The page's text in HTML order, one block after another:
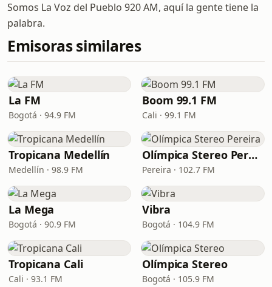
Somos La Voz del Pueblo 920 AM, aquí la gente tiene la
palabra.
Emisoras similares
La FM
Bogotá · 94.9 FM
Boom 99.1 FM
Cali · 99.1 FM
Tropicana Medellín
Medellín · 98.9 FM
Olímpica Stereo Pereira
Pereira · 102.7 FM
La Mega
Bogotá · 90.9 FM
Vibra
Bogotá · 104.9 FM
Tropicana Cali
Cali · 93.1 FM
Olímpica Stereo
Bogotá · 105.9 FM